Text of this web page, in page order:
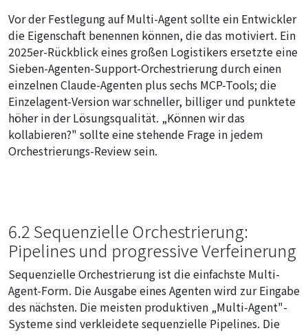
Vor der Festlegung auf Multi-Agent sollte ein Entwickler
die Eigenschaft benennen können, die das motiviert. Ein
2025er-Rückblick eines großen Logistikers ersetzte eine
Sieben-Agenten-Support-Orchestrierung durch einen
einzelnen Claude-Agenten plus sechs MCP-Tools; die
Einzelagent-Version war schneller, billiger und punktete
höher in der Lösungsqualität. „Können wir das
kollabieren?" sollte eine stehende Frage in jedem
Orchestrierungs-Review sein.
6.2 Sequenzielle Orchestrierung:
Pipelines und progressive Verfeinerung
Sequenzielle Orchestrierung ist die einfachste Multi-
Agent-Form. Die Ausgabe eines Agenten wird zur Eingabe
des nächsten. Die meisten produktiven „Multi-Agent"-
Systeme sind verkleidete sequenzielle Pipelines. Die